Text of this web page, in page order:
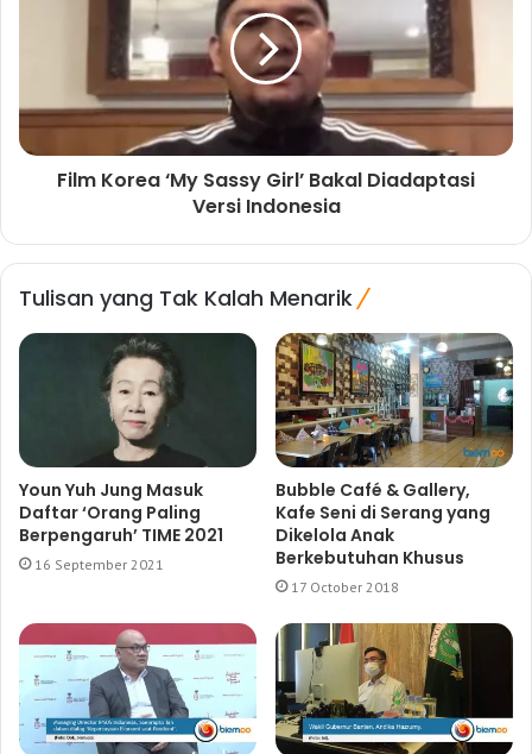
Film Korea ‘My Sassy Girl’ Bakal Diadaptasi
Versi Indonesia
Tulisan yang Tak Kalah Menarik
Youn Yuh Jung Masuk
Daftar ‘Orang Paling
Berpengaruh’ TIME 2021
16 September 2021
Bubble Café & Gallery,
Kafe Seni di Serang yang
Dikelola Anak
Berkebutuhan Khusus
17 October 2018